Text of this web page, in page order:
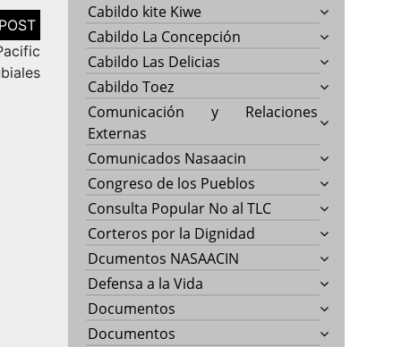
Cabildo kite Kiwe
Cabildo La Concepción
Cabildo Las Delicias
Cabildo Toez
Comunicación y Relaciones
Externas
Comunicados Nasaacin
Congreso de los Pueblos
Consulta Popular No al TLC
Corteros por la Dignidad
Dcumentos NASAACIN
Defensa a la Vida
Documentos
Documentos